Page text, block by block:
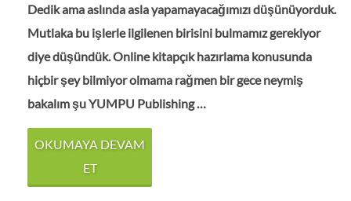
Dedik ama aslında asla yapamayacağımızı düşünüyorduk.
Mutlaka bu işlerle ilgilenen birisini bulmamız gerekiyor
diye düşündük. Online kitapçık hazırlama konusunda
hiçbir şey bilmiyor olmama rağmen bir gece neymiş
bakalım şu YUMPU Publishing …
OKUMAYA DEVAM
ET